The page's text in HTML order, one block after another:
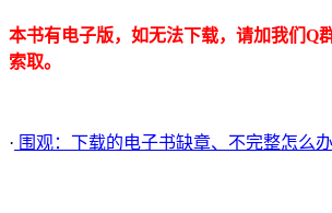
本书有电子版，如无法下载，请加我们Q
索取。
· 围观：下载的电子书缺章、不完整怎么办